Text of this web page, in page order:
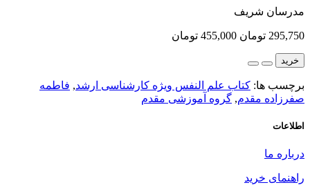
مدرسان شریف
295,750 تومان 455,000 تومان
خرید
برچسب ها: کتاب علم النفس ویژه کارشناسی ارشد, فاطمه
صفرزاده مقدم, گروه آموزشی مقدم
اطلاعات
درباره ما
راهنمای خرید